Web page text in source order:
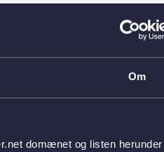
Om
domænet og listen